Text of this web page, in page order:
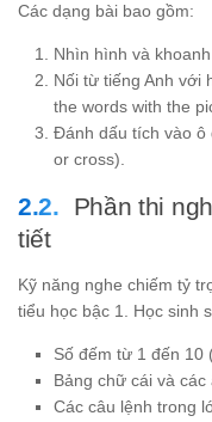
Các dạng bài bao gồm:
Nhìn hình và
Nối từ tiếng Anh với
the words with the
Đánh dấu tích vào ô
or cross).
Phần thi
tiết
Kỹ năng nghe chiếm tỷ
tiểu học bậc 1. Học sinh
Số đếm từ 1 đến 10
Bảng chữ cái và
Các câu lệnh trong